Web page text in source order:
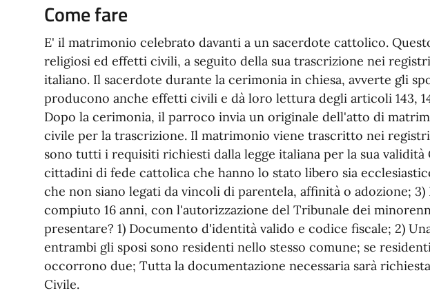
Come fare
E' il matrimonio celebrato davanti a un sacerdote cattolico.
religiosi ed effetti civili, a seguito della sua trascrizione nei
italiano. Il sacerdote durante la cerimonia in chiesa, avverte gli
producono anche effetti civili e dà loro lettura degli articoli 143,
Dopo la cerimonia, il parroco invia un originale dell'atto di
civile per la trascrizione. Il matrimonio viene trascritto nei
sono tutti i requisiti richiesti dalla legge italiana per la sua validità
cittadini di fede cattolica che hanno lo stato libero sia
che non siano legati da vincoli di parentela, affinità o adozione;
compiuto 16 anni, con l'autorizzazione del Tribunale dei
presentare? 1) Documento d'identità valido e codice fiscale; 2)
entrambi gli sposi sono residenti nello stesso comune; se
occorrono due; Tutta la documentazione necessaria sarà
Civile.